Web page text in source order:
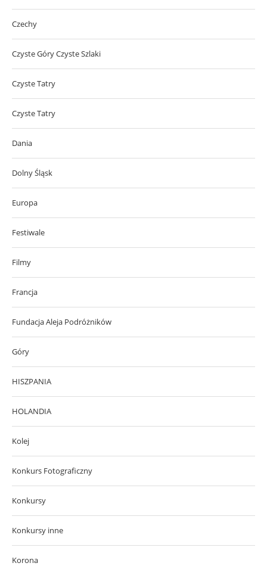
Czechy
Czyste Góry Czyste Szlaki
Czyste Tatry
Czyste Tatry
Dania
Dolny Śląsk
Europa
Festiwale
Filmy
Francja
Fundacja Aleja Podróżników
Góry
HISZPANIA
HOLANDIA
Kolej
Konkurs Fotograficzny
Konkursy
Konkursy inne
Korona